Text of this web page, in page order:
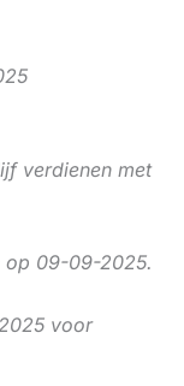
verdienen met
op 09-09-2025.
voor